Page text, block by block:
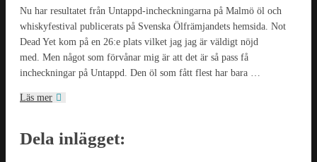
Nu har resultatet från Untappd-incheckningarna på Malmö öl och
whiskyfestival publicerats på Svenska Ölfrämjandets hemsida. Not
Dead Yet kom på en 26:e plats vilket jag jag är väldigt nöjd
med. Men något som förvånar mig är att det är så pass få
incheckningar på Untappd. Den öl som fått flest har bara …
Läs mer
Dela inlägget: